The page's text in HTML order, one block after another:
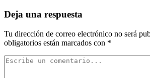
Deja una respuesta
Tu dirección de correo electrónico no será
obligatorios están marcados con *